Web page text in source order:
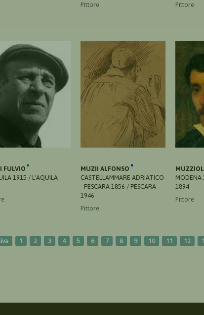
Pittore
Pittore
FULVIO
1915 / L'AQUILA
MUZII ALFONSO
CASTELLAMMARE ADRIATICO
- PESCARA 1856 / PESCARA
1946
Pittore
MODENA
1894
Pittore
1 2 3 4 5 6 7 8 9 10 11 12